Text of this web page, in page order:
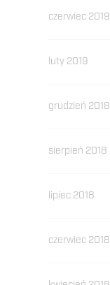
czerwiec 2019
luty 2019
grudzień 2018
sierpień 2018
lipiec 2018
czerwiec 2018